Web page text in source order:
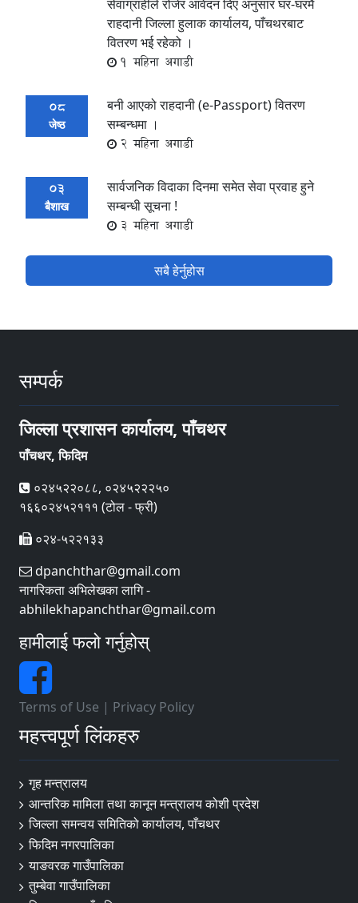
सेवाग्राहीले रोजेर आवेदन दिए अनुसार घर-घरमै
राहदानी जिल्ला हुलाक कार्यालय, पाँचथरबाट
वितरण भई रहेको ।
1 महिना अगाडी
08
जेष्ठ
बनी आएको राहदानी (e-Passport) वितरण
सम्बन्धमा ।
2 महिना अगाडी
03
बैशाख
सार्वजनिक विदाका दिनमा समेत सेवा प्रवाह हुने
सम्बन्धी सूचना !
3 महिना अगाडी
सबै हेर्नुहोस
सम्पर्क
जिल्ला प्रशासन कार्यालय, पाँचथर
पाँचथर, फिदिम
०२४५२२०८८, ०२४५२२२५०
१६६०२४५२१११ (टोल - फ्री)
०२४-५२२१३३
dpanchthar@gmail.com
नागरिकता अभिलेखका लागि -
abhilekhapanchthar@gmail.com
हामीलाई फलो गर्नुहोस्
Terms of Use | Privacy Policy
महत्त्वपूर्ण लिंकहरु
गृह मन्त्रालय
आन्तरिक मामिला तथा कानून मन्त्रालय कोशी प्रदेश
जिल्ला समन्वय समितिको कार्यालय, पाँचथर
फिदिम नगरपालिका
याङवरक गाउँपालिका
तुम्बेवा गाउँपालिका